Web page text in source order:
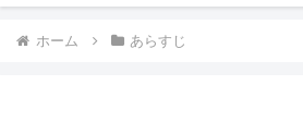
ホーム あらすじ